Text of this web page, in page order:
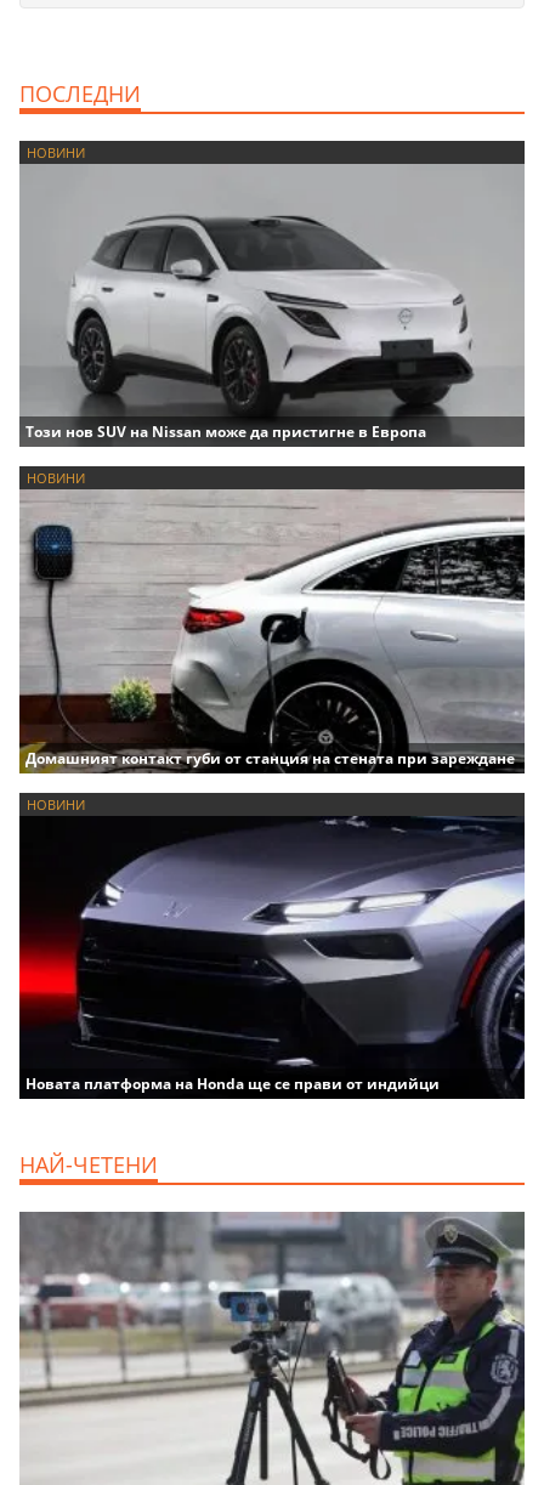
ПОСЛЕДНИ
НОВИНИ
Този нов SUV на Nissan може да пристигне в Европа
НОВИНИ
Домашният контакт губи от станция на стената при зареждане
НОВИНИ
Новата платформа на Honda ще се прави от индийци
НАЙ-ЧЕТЕНИ